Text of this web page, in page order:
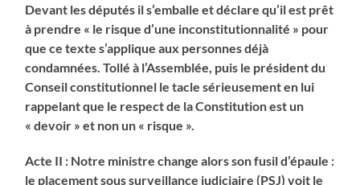
Devant les députés il s’emballe et déclare qu’il est prêt
à prendre « le risque d’une inconstitutionnalité » pour
que ce texte s’applique aux personnes déjà
condamnées. Tollé à l’Assemblée, puis le président du
Conseil constitutionnel le tacle sérieusement en lui
rappelant que le respect de la Constitution est un
« devoir » et non un « risque ».
Acte II : Notre ministre change alors son fusil d’épaule :
le placement sous surveillance judiciaire (PSJ) voit le